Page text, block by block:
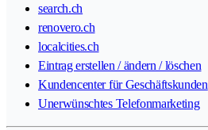
search.ch
renovero.ch
localcities.ch
Eintrag erstellen / ändern / löschen
Kundencenter für Geschäftskunden
Unerwünschtes Telefonmarketing